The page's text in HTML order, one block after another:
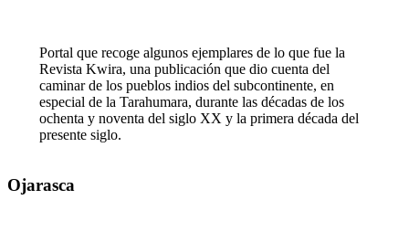
Portal que recoge algunos ejemplares de lo que fue la
Revista Kwira, una publicación que dio cuenta del
caminar de los pueblos indios del subcontinente, en
especial de la Tarahumara, durante las décadas de los
ochenta y noventa del siglo XX y la primera década del
presente siglo.
Ojarasca